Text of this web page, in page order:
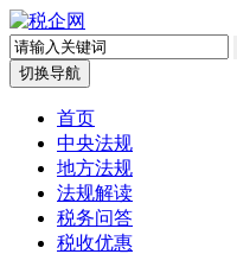
切换导航
首页
中央法规
地方法规
法规解读
税务问答
税收优惠